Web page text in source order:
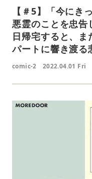
【＃5】「今にき
悪霊のことを忠
日帰宅すると、
パートに響き渡る
comic-2 2022.04.01 Fri